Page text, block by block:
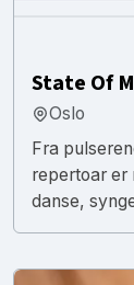
State Of
Oslo
Fra
repertoar er
danse,